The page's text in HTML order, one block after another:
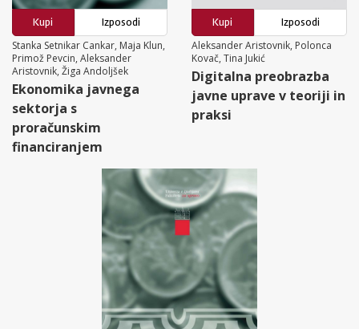
Kupi
Izposodi
Stanka Setnikar Cankar, Maja Klun,
Primož Pevcin, Aleksander
Aristovnik, Žiga Andoljšek
Ekonomika javnega
sektorja s
proračunskim
financiranjem
Kupi
Izposodi
Aleksander Aristovnik, Polonca
Kovač, Tina Jukić
Digitalna preobrazba
javne uprave v teoriji in
praksi